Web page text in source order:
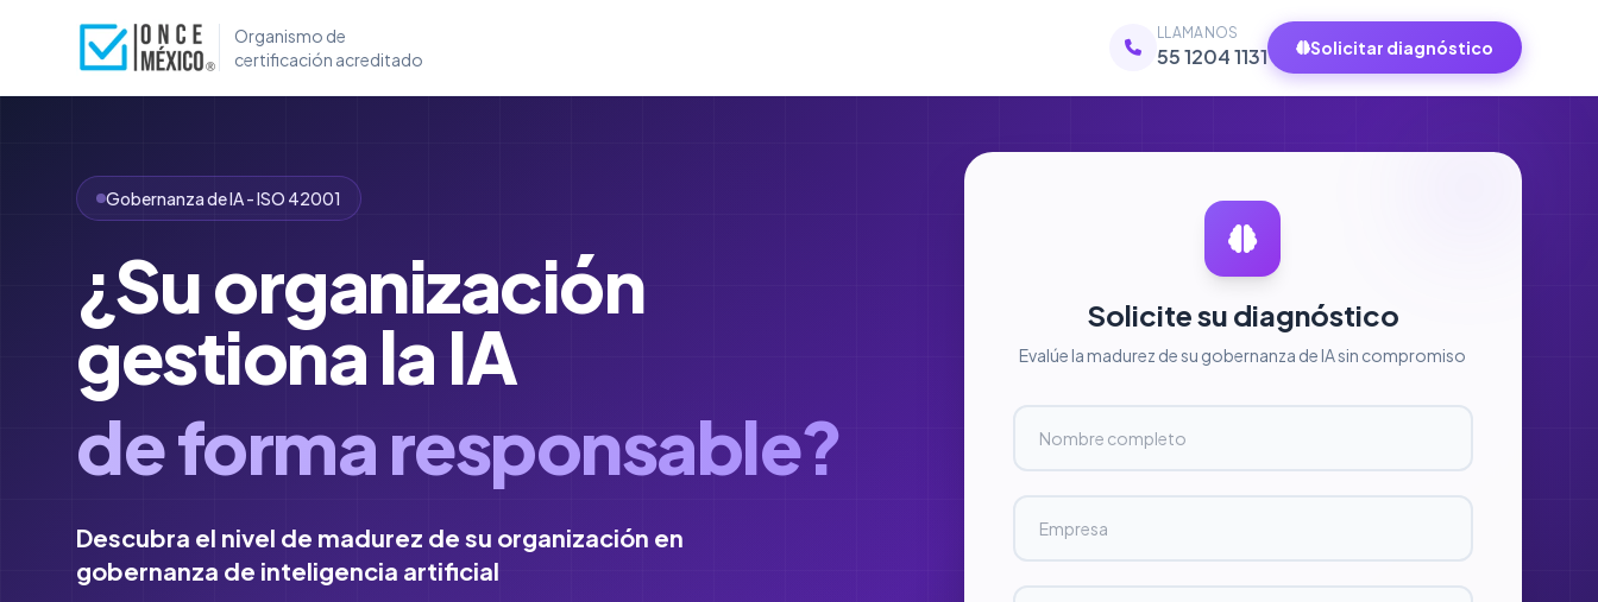
Organismo de
certificación acreditado
LLAMANOS
55 1204 1131 Solicitar diagnóstico
Gobernanza de IA - ISO 42001
¿Su organización
gestiona la IA
de forma responsable?
Descubra el nivel de madurez de su organización en
gobernanza de inteligencia artificial
Solicite su diagnóstico
Evalúe la madurez de su gobernanza de IA sin compromiso